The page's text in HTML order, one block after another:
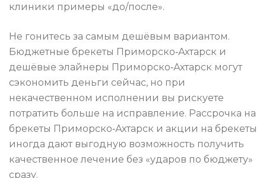
клиники примеры «до/после».
Не гонитесь за самым дешёвым вариантом.
Бюджетные брекеты Приморско‑Ахтарск и
дешёвые элайнеры Приморско‑Ахтарск могут
сэкономить деньги сейчас, но при
некачественном исполнении вы рискуете
потратить больше на исправление. Рассрочка на
брекеты Приморско‑Ахтарск и акции на брекеты
иногда дают выгодную возможность получить
качественное лечение без «ударов по бюджету»
сразу.